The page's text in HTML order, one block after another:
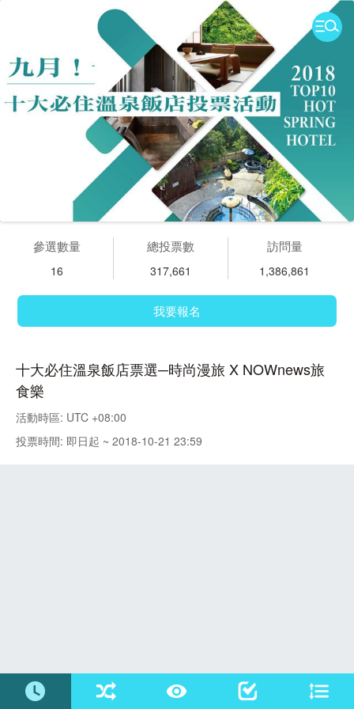
參選數量
16
總投票數
317,661
訪問量
1,386,861
我要報名
十大必住溫泉飯店票選─時尚漫旅 X NOWnews旅
食樂
活動時區: UTC +08:00
投票時間: 即日起 ~ 2018-10-21 23:59